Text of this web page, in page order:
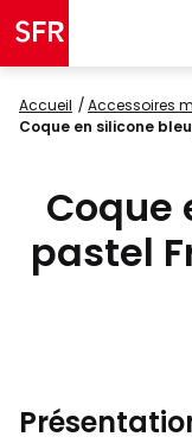
Accueil accessoires
Coque en silicone
Coque
pastel